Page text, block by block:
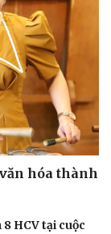
hóa thành
HCV tại cuộc